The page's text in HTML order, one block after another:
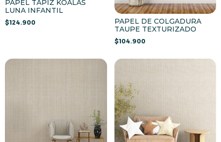
PAPEL TAPIZ KOALAS
LUNA INFANTIL
$124.900
PAPEL DE COLGADURA
TAUPE TEXTURIZADO
$104.900